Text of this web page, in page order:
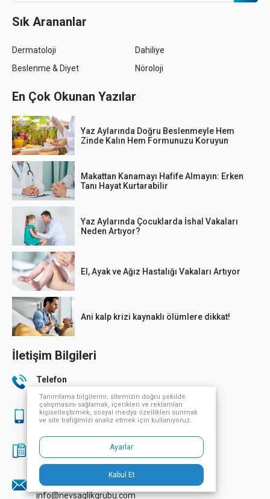
Sık Arananlar
Dermatoloji
Dahiliye
Beslenme & Diyet
Nöroloji
En Çok Okunan Yazılar
Yaz Aylarında Doğru Beslenmeyle Hem
Zinde Kalın Hem Formunuzu Koruyun
Makattan Kanamayı Hafife Almayın: Erken
Tanı Hayat Kurtarabilir
Yaz Aylarında Çocuklarda İshal Vakaları
Neden Artıyor?
El, Ayak ve Ağız Hastalığı Vakaları Artıyor
Ani kalp krizi kaynaklı ölümlere dikkat!
İletişim Bilgileri
Telefon
444 33 32
Sağlık Turizmi
0224 249 70 07
E-Posta
info@nevsaglikgrubu.com
Tanımlama bilgilerini; sitemizin doğru şekilde
çalışmasını sağlamak, içerikleri ve reklamları
kişiselleştirmek, sosyal medya özellikleri sunmak
ve site trafiğimizi analiz etmek için kullanıyoruz.
Ayarlar
Kabul Et